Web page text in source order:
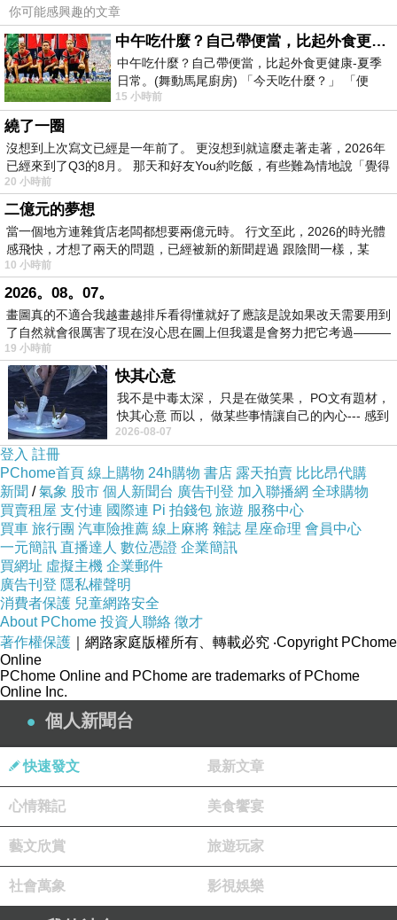
河洛飛宮法則批法：
取註腳，30歲先生去世，在第三大限26-35這十年
中，註腳取大限夫妻宮的疾厄位(大奴)，大奴有生年
忌又自化科，來因宮在本子(夫、子是宮位陰陽通
則)，生年忌來子夫、子。
忌是示警告誡作用，示變動不安、轉機、得失、自
卑、六親刑剋、官非、不順、虧欠、無禒、死亡。
生年忌，在地成形，宮干癸干，化貪狼忌入本財大
遷，夫妻對待的變動；忌沖大命本福，主與命主婚
姻無緣。
再離心力自化科，有自化則有變化，有中變無，會
把夫妻宮的生年科拉出，30歲流年走到戌宮本夫，
她丈夫去世。
華山以陰陽星取用，飛宮以宮位取註腳，宮象合一
論再言星。
自化科，法象紫微科，權科一組，又陰陽配，天梁
權為男星主先生，權自化權拉破，故言先生去逝，
與她無緣相續。
重點：8.6.口，條件俱是故斷死亡。
紫微斗數教材分享：外務靠口才做生意格
下一篇：紫微斗數：欽天四化→六親因緣法
你可能感興趣的文章
中午吃什麼？自己帶便當，比起外食更健康-夏季日常。(舞動馬尾廚房)
中午吃什麼？自己帶便當，比起外食更健康-夏季
日常。(舞動馬尾廚房) 「今天吃什麼？」 「便
當？麵？還是炒飯？」 每天都在選擇
15 小時前
繞了一圈
沒想到上次寫文已經是一年前了。 更沒想到就這麼走著走著，2026年
已經來到了Q3的8月。 那天和好友You約吃飯，有些難為情地說「覺得
20 小時前
二億元的夢想
當一個地方連雜貨店老闆都想要兩億元時。 行文至此，2026的時光體
感飛快，才想了兩天的問題，已經被新的新聞趕過 跟陰間一樣，某
10 小時前
2026。08。07。
畫圖真的不適合我越畫越排斥看得懂就好了應該是說如果改天需要用到
了自然就會很厲害了現在沒心思在圖上但我還是會努力把它考過———
19 小時前
快其心意
我不是中毒太深， 只是在做笑果， PO文有題材，
快其心意 而以， 做某些事情讓自己的內心--- 感到
愉快。
2026-08-07
登入 註冊
PChome首頁 線上購物 24h購物 書店 露天拍賣 比比昂代購
新聞 /氣象 股市 個人新聞台 廣告刊登 加入聯播網 全球購物
買賣租屋 支付連 國際連 Pi 拍錢包 旅遊 服務中心
買車 旅行團 汽車險推薦 線上麻將 雜誌 星座命理 會員中心
一元簡訊 直播達人 數位憑證 企業簡訊
買網址 虛擬主機 企業郵件
廣告刊登 隱私權聲明
消費者保護 兒童網路安全
About PChome 投資人聯絡 徵才
著作權保護 ｜網路家庭版權所有、轉載必究 ‧Copyright PChome
Online
PChome Online and PChome are trademarks of PChome
Online Inc.
個人新聞台
快速發文 最新文章
心情雜記 美食饗宴
藝文欣賞 旅遊玩家
社會萬象 影視娛樂